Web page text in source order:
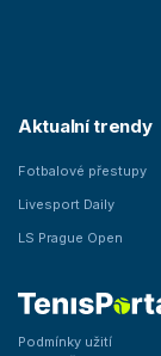
Aktualní trendy
Fotbalové přestupy
Livesport Daily
LS Prague Open
Podmínky užití